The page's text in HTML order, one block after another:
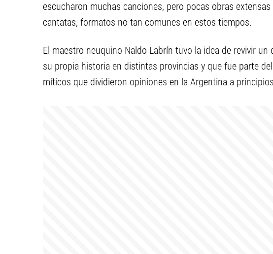
escucharon muchas canciones, pero pocas obras
cantatas, formatos no tan comunes en estos tiempos.
El maestro neuquino Naldo Labrín tuvo la idea de revivir
su propia historia en distintas provincias y que fue parte
míticos que dividieron opiniones en la Argentina a